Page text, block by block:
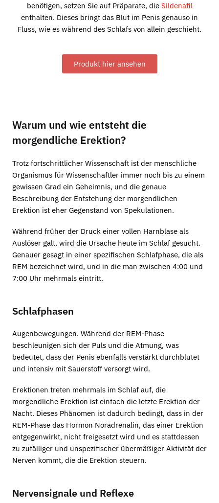
benötigen, setzen Sie auf Präparate, die Sildenafil
enthalten. Dieses bringt das Blut im Penis genauso in
Fluss, wie es während des Schlafs von allein geschieht.
Produkt hier ansehen
Warum und wie entsteht die
morgendliche Erektion?
Trotz fortschrittlicher Wissenschaft ist der menschliche
Organismus für Wissenschaftler immer noch bis zu einem
gewissen Grad ein Geheimnis, und die genaue
Beschreibung der Entstehung der morgendlichen
Erektion ist eher Gegenstand von Spekulationen.
Während früher der Druck einer vollen Harnblase als
Auslöser galt, wird die Ursache heute im Schlaf gesucht.
Genauer gesagt in einer spezifischen Schlafphase, die als
REM bezeichnet wird, und in die man zwischen 4:00 und
7:00 Uhr mehrmals eintritt.
Schlafphasen
Augenbewegungen. Während der REM-Phase
beschleunigen sich der Puls und die Atmung, was
bedeutet, dass der Penis ebenfalls verstärkt durchblutet
und intensiv mit Sauerstoff versorgt wird.
Erektionen treten mehrmals im Schlaf auf, die
morgendliche Erektion ist einfach die letzte Erektion der
Nacht. Dieses Phänomen ist dadurch bedingt, dass in der
REM-Phase das Hormon Noradrenalin, das einer Erektion
entgegenwirkt, nicht freigesetzt wird und es stattdessen
zu zufälliger und unspezifischer übermäßiger Aktivität der
Nerven kommt, die die Erektion steuern.
Nervensignale und Reflexe